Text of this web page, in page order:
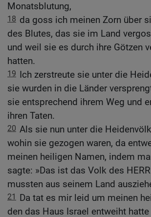
Monatsblutung,
18 da goss ich meinen Zorn über
des Blutes, das sie im Land
und weil sie es durch ihre Götzen
hatten.
19 Ich zerstreute sie unter die
sie wurden in die Länder
sie entsprechend ihrem Weg und
ihren Taten.
20 Als sie nun unter die
wohin sie gezogen waren, da
meinen heiligen Namen, indem
sagte: »Das ist das Volk des
mussten aus seinem Land
21
Da tat es mir leid um meinen
den das Haus Israel entweiht hatte